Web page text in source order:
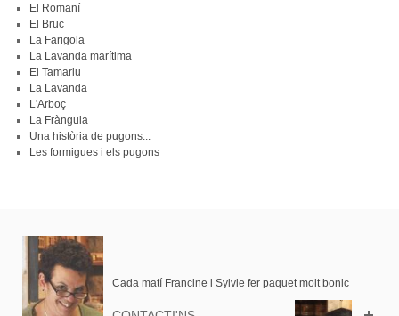
El Romaní
El Bruc
La Farigola
La Lavanda marítima
El Tamariu
La Lavanda
L'Arboç
La Fràngula
Una història de pugons...
Les formigues i els pugons
Cada matí Francine i Sylvie fer paquet molt bonic